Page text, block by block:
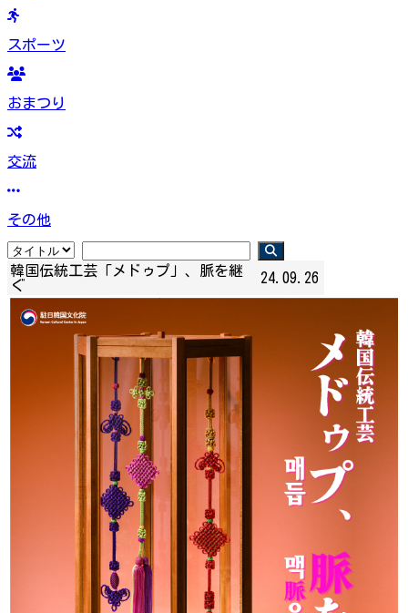
スポーツ
おまつり
交流
その他
韓国伝統工芸「メドゥプ」、脈を継
ぐ
24.09.26